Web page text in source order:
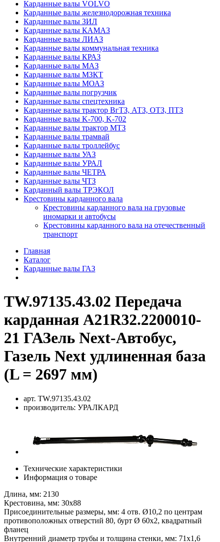
Карданные валы VOLVO
Карданные валы железнодорожная техника
Карданные валы ЗИЛ
Карданные валы КАМАЗ
Карданные валы ЛИАЗ
Карданные валы коммунальная техника
Карданные валы КРАЗ
Карданные валы МАЗ
Карданные валы МЗКТ
Карданные валы МОАЗ
Карданные валы погрузчик
Карданные валы спецтехника
Карданные валы трактор ВгТЗ, АТЗ, ОТЗ, ПТЗ
Карданные валы K-700, K-702
Карданные валы трактор МТЗ
Карданные валы трамвай
Карданные валы троллейбус
Карданные валы УАЗ
Карданные валы УРАЛ
Карданные валы ЧЕТРА
Карданные валы ЧТЗ
Карданный валы ТРЭКОЛ
Крестовины карданного вала
Крестовины карданного вала на грузовые
иномарки и автобусы
Крестовины карданного вала на отечественный
транспорт
Главная
Каталог
Карданные валы ГАЗ
TW.97135.43.02 Передача
карданная A21R32.2200010-
21 ГАЗель Next-Автобус,
Газель Next удлиненная база
(L = 2697 мм)
арт. TW.97135.43.02
производитель: УРАЛКАРД
Технические характеристики
Информация о товаре
Длина, мм: 2130
Крестовина, мм: 30х88
Присоединительные размеры, мм: 4 отв. Ø10,2 по центрам
противоположных отверстий 80, бурт Ø 60х2, квадратный
фланец
Внутренний диаметр трубы и толщина стенки, мм: 71х1,6